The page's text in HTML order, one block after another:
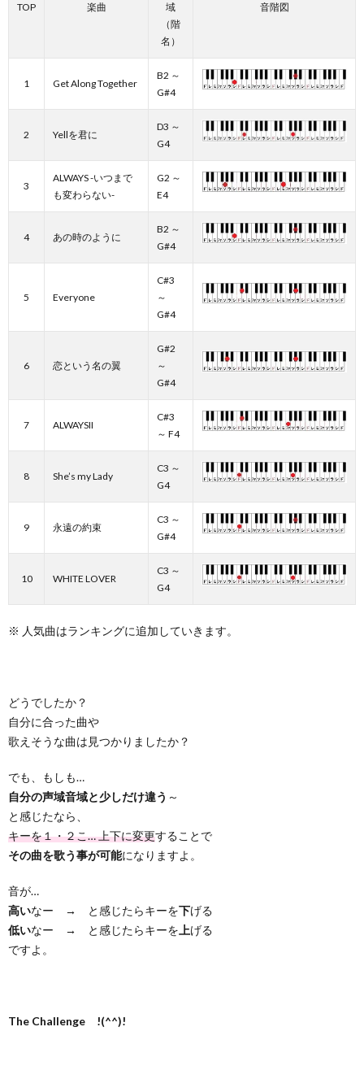
TOP 楽曲
域
（階
名）
音階図
1 Get Along Together
B2 ～
G#4
2 Yellを君に
D3 ～
G4
3
ALWAYS -いつまで
も変わらない-
G2 ～
E4
4 あの時のように
B2 ～
G#4
5 Everyone
C#3
～
G#4
6 恋という名の翼
G#2
～
G#4
7 ALWAYSII
C#3
～ F4
8 She’s my Lady
C3 ～
G4
9 永遠の約束
C3 ～
G#4
10 WHITE LOVER
C3 ～
G4
※ 人気曲はランキングに追加していきます。
どうでしたか？
自分に合った曲や
歌えそうな曲は見つかりましたか？
でも、もしも…
自分の声域音域と少しだけ違う ～
と感じたなら、
キーを１・２こ… 上下に変更することで
その曲を歌う事が可能になりますよ。
音が…
高いなー → と感じたらキーを下げる
低いなー → と感じたらキーを 上げる
ですよ。
The Challenge !(^^)!